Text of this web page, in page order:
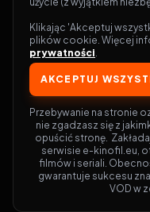
Klikając 'Akceptuj
plików cookie. Więcej
prywatności.
AKCEPTUJ
Przebywanie na stronie
nie zgadzasz się z
opuścić stronę.
serwisie e-kinofil.eu,
filmów i seriali.
gwarantuje sukcesu
VOD w